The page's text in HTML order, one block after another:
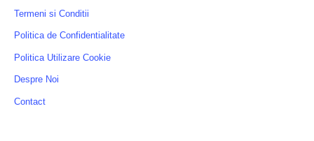
Termeni si Conditii
Politica de Confidentialitate
Politica Utilizare Cookie
Despre Noi
Contact